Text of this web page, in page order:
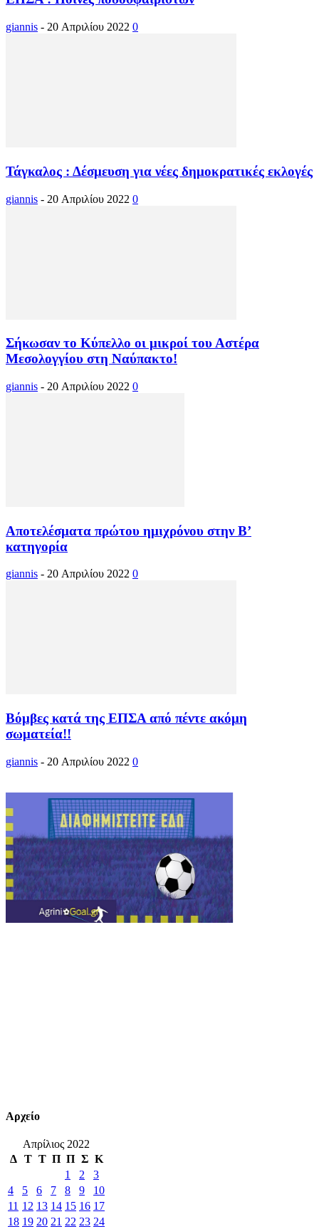
giannis - 20 Απριλίου 2022 0
Τάγκαλος : Δέσμευση για νέες δημοκρατικές εκλογές
giannis - 20 Απριλίου 2022 0
Σήκωσαν το Κύπελλο οι μικροί του Αστέρα
Μεσολογγίου στη Ναύπακτο!
giannis - 20 Απριλίου 2022 0
Αποτελέσματα πρώτου ημιχρόνου στην Β’
κατηγορία
giannis - 20 Απριλίου 2022 0
Βόμβες κατά της ΕΠΣΑ από πέντε ακόμη
σωματεία!!
giannis - 20 Απριλίου 2022 0
Αρχείο
Απρίλιος 2022
Δ Τ Τ Π Π Σ Κ
1
2
3
4
5 6 7 8 9
10
11 12 13 14 15 16 17
18 19 20 21 22 23 24